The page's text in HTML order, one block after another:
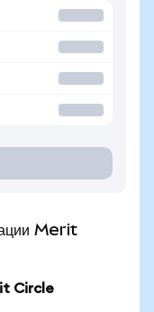
Merit
Circle